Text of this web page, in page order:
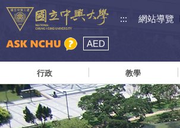
::: 網站導覽
AED
行政 教學